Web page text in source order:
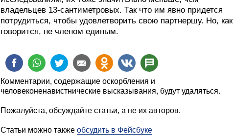
владельцев 13-сантиметровых. Так что им явно придется
потрудиться, чтобы удовлетворить свою партнершу. Но, как
говорится, не членом единым.
Комментарии, содержащие оскорбления и
человеконенавистнические высказывания, будут удаляться.
Пожалуйста, обсуждайте статьи, а не их авторов.
Статьи можно также обсудить в Фейсбуке